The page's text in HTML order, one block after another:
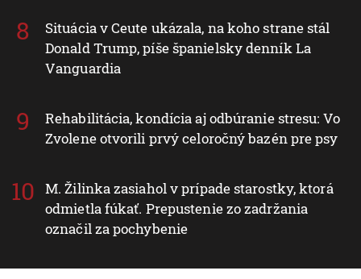
Situácia v Ceute ukázala, na koho strane stál
Donald Trump, píše španielsky denník La
Vanguardia
Rehabilitácia, kondícia aj odbúranie stresu: Vo
Zvolene otvorili prvý celoročný bazén pre psy
M. Žilinka zasiahol v prípade starostky, ktorá
odmietla fúkať. Prepustenie zo zadržania
označil za pochybenie